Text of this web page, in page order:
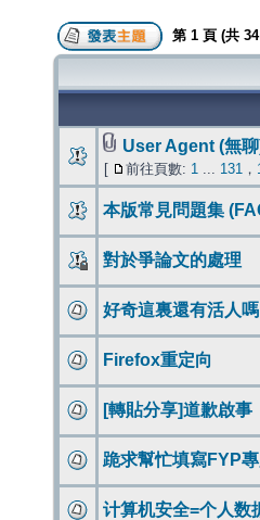
第 1 頁 (共 34
User Agent (無
[ 前往頁數: 1 ... 131 ，
本版常見問題集
對於爭論文的處理
好奇這裏還有活人嗎
Firefox重定向
[轉貼分享]道歉啟事
跪求幫忙填寫FYP
计算机安全=个人数